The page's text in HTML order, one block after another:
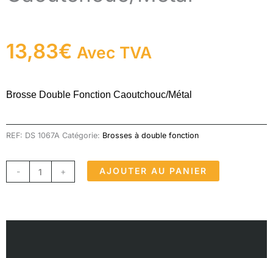
13,83€ Avec TVA
Brosse Double Fonction Caoutchouc/Métal
REF: DS 1067A Catégorie: Brosses à double fonction
-
de
+ AJOUTER AU PANIER